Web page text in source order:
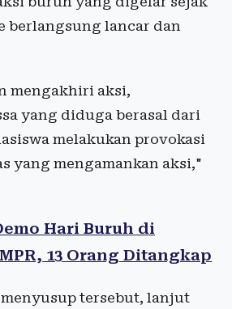
berlangsung lancar dan
mengakhiri aksi,
yang diduga berasal dari
melakukan provokasi
yang mengamankan aksi,"
Hari Buruh di
13 Orang Ditangkap
tersebut, lanjut